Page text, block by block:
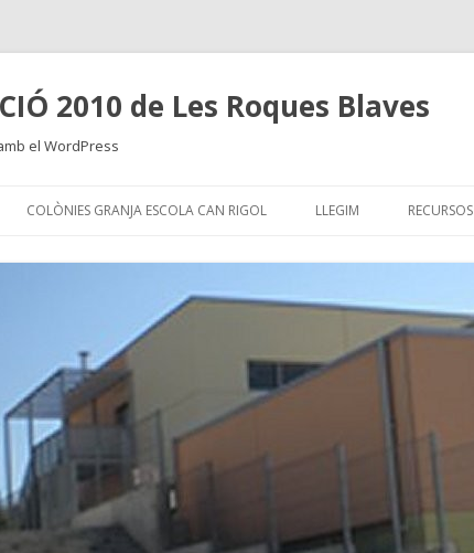
2010 de Les Roques Blaves
el WordPress
to
COLÒNIES GRANJA ESCOLA CAN RIGOL LLEGIM RECURSOS